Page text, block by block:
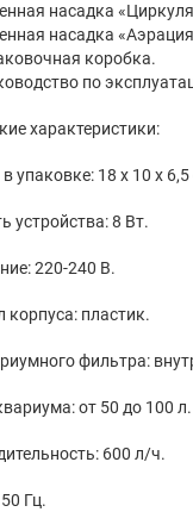
насадка
насадка
коробка.
по
характеристики:
Размеры в
устройства: 8 Вт.
220-240 В.
корпуса: пластик.
фильтра:
от 50 до 100 л.
600 л/ч.
Гц.